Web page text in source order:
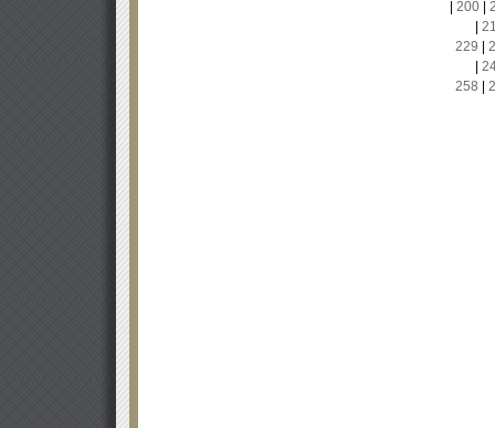
200|
229
258